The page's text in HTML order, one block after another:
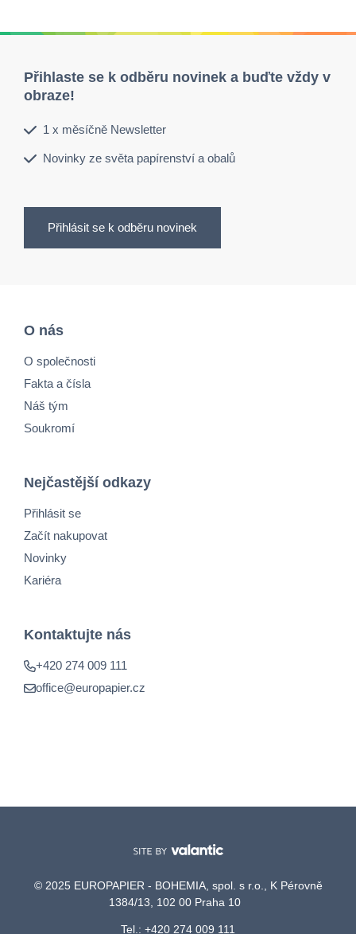
Přihlaste se k odběru novinek a buďte vždy v
obraze!
1 x měsíčně Newsletter
Novinky ze světa papírenství a obalů
Přihlásit se k odběru novinek
O nás
O společnosti
Fakta a čísla
Náš tým
Soukromí
Nejčastější odkazy
Přihlásit se
Začít nakupovat
Novinky
Kariéra
Kontaktujte nás
+420 274 009 111
office@europapier.cz
© 2025 EUROPAPIER - BOHEMIA, spol. s r.o., K Pérovně
1384/13, 102 00 Praha 10
Tel.: +420 274 009 111